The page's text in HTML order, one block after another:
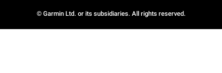
© Garmin Ltd. or its subsidiaries. All rights reserved.